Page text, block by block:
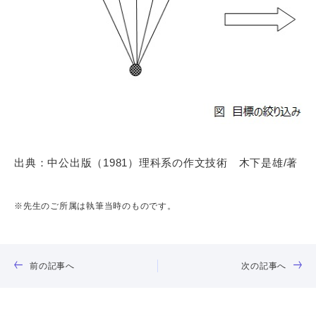
出典：中公出版（1981）理科系の作文技術 木下是雄/著
※先生のご所属は執筆当時のものです。
前の記事へ 次の記事へ